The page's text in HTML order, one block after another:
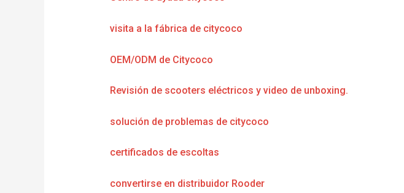
visita a la fábrica de citycoco
OEM/ODM de Citycoco
Revisión de scooters eléctricos y video de unboxing.
solución de problemas de citycoco
certificados de escoltas
convertirse en distribuidor Rooder